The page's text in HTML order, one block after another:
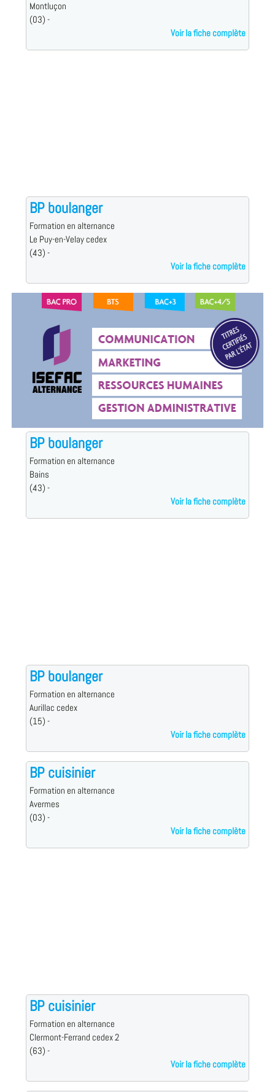
Montluçon
(03) -
Voir la fiche complète
BP boulanger
Formation en alternance
Le Puy-en-Velay cedex
(43) -
Voir la fiche complète
BP boulanger
Formation en alternance
Bains
(43) -
Voir la fiche complète
BP boulanger
Formation en alternance
Aurillac cedex
(15) -
Voir la fiche complète
BP cuisinier
Formation en alternance
Avermes
(03) -
Voir la fiche complète
BP cuisinier
Formation en alternance
Clermont-Ferrand cedex 2
(63) -
Voir la fiche complète